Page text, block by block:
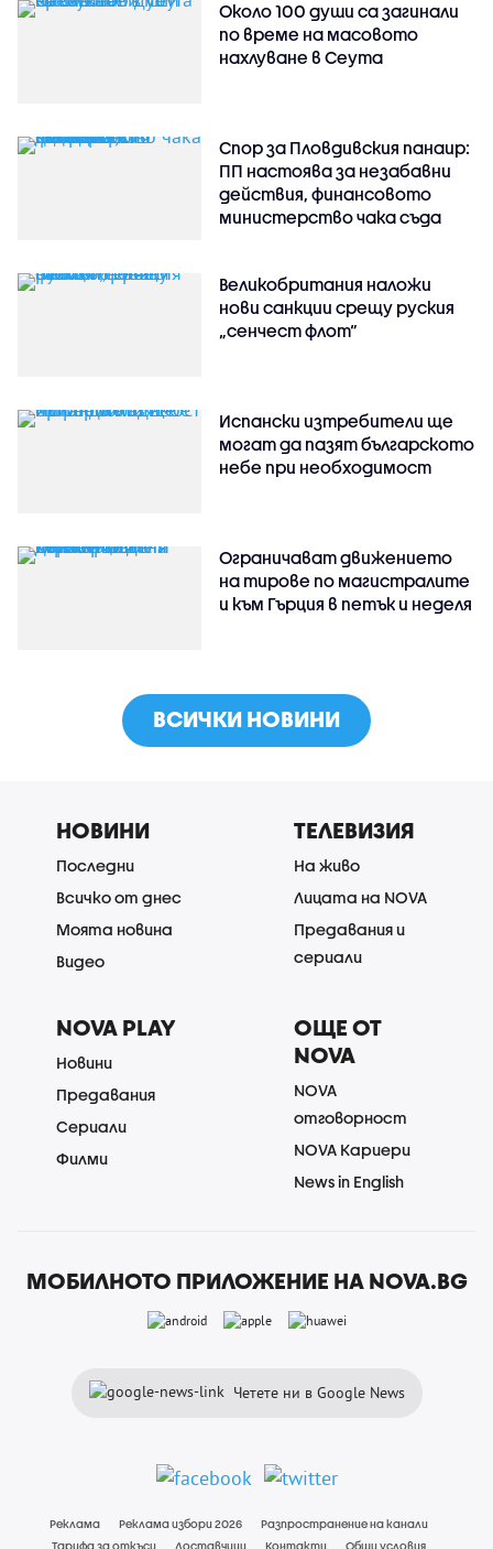
Около 100 души са загинали
по време на масовото
нахлуване в Сеута
Спор за Пловдивския панаир:
ПП настоява за незабавни
действия, финансовото
министерство чака съда
Великобритания наложи
нови санкции срещу руския
„сенчест флот“
Испански изтребители ще
могат да пазят българското
небе при необходимост
Ограничават движението
на тирове по магистралите
и към Гърция в петък и неделя
ВСИЧКИ НОВИНИ
НОВИНИ
Последни
Всичко от днес
Моята новина
Видео
ТЕЛЕВИЗИЯ
На живо
Лицата на NOVA
Предавания и
сериали
NOVA PLAY
Новини
Предавания
Сериали
Филми
ОЩЕ ОТ
NOVA
NOVA
отговорност
NOVA Кариери
News in English
МОБИЛНОТО ПРИЛОЖЕНИЕ НА NOVA.BG
Четете ни в Google News
Реклама Реклама избори 2026
Разпространение на канали
Тарифа за откъси
Доставчици Контакти Общи условия